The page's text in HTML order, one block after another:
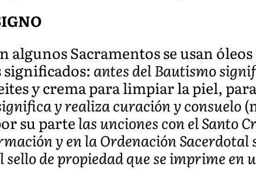
algunos Sacramentos se usan
antes del Bautismo
y crema para limpiar la piel,
y realiza curación y consuelo
su partelas unciones con el Santo
y en la Ordenación Sacerdotal
de propiedad que se imprime en